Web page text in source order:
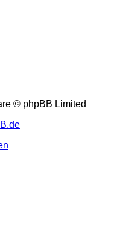
© phpBB Limited